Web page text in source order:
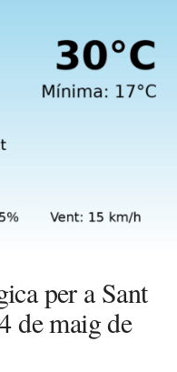
per a Sant
de maig de